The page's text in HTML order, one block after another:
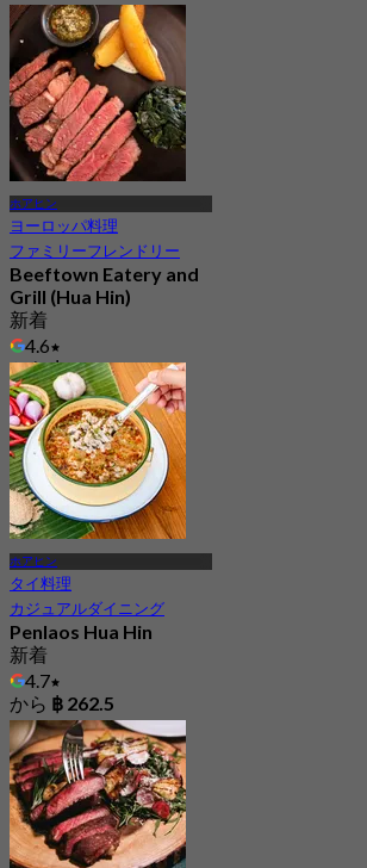
から฿ 472.5
ホアヒン
ヨーロッパ料理
ファミリーフレンドリー
Beeftown Eatery and
Grill (Hua Hin)
新着
4.6
から฿ 745
ホアヒン
タイ料理
カジュアルダイニング
Penlaos Hua Hin
新着
4.7
から ฿ 262.5